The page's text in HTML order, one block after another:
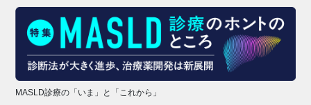
MASLD診療の「いま」と「これから」